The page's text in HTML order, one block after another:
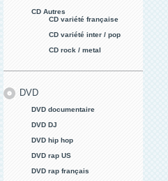
CD Autres
CD variété française
CD variété inter / pop
CD rock / metal
DVD
DVD documentaire
DVD DJ
DVD hip hop
DVD rap US
DVD rap français